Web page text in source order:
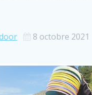
8 octobre 2021